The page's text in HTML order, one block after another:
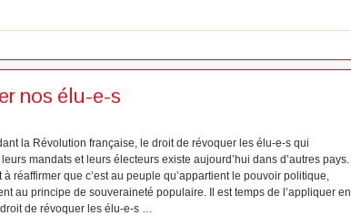
nos élu-e-s
la Révolution française, le droit de révoquer les élu-e-s qui
mandats et leurs électeurs existe aujourd’hui dans d’autres pays.
à réaffirmer que c’est au peuple qu’appartient le pouvoir politique,
au principe de souveraineté populaire. Il est temps de l’appliquer en
droit de révoquer les élu-e-s …